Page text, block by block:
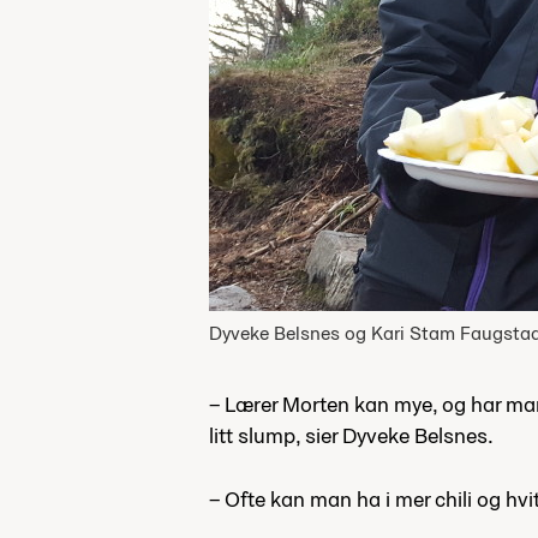
Dyveke Belsnes og Kari Stam
– Lærer Morten kan mye, og har
litt slump, sier Dyveke Belsnes.
– Ofte kan man ha i mer chili og